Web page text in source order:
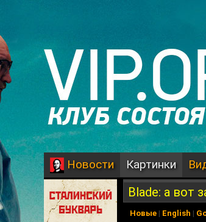
Новости Картинки
Blade: а вот
Новые| English |